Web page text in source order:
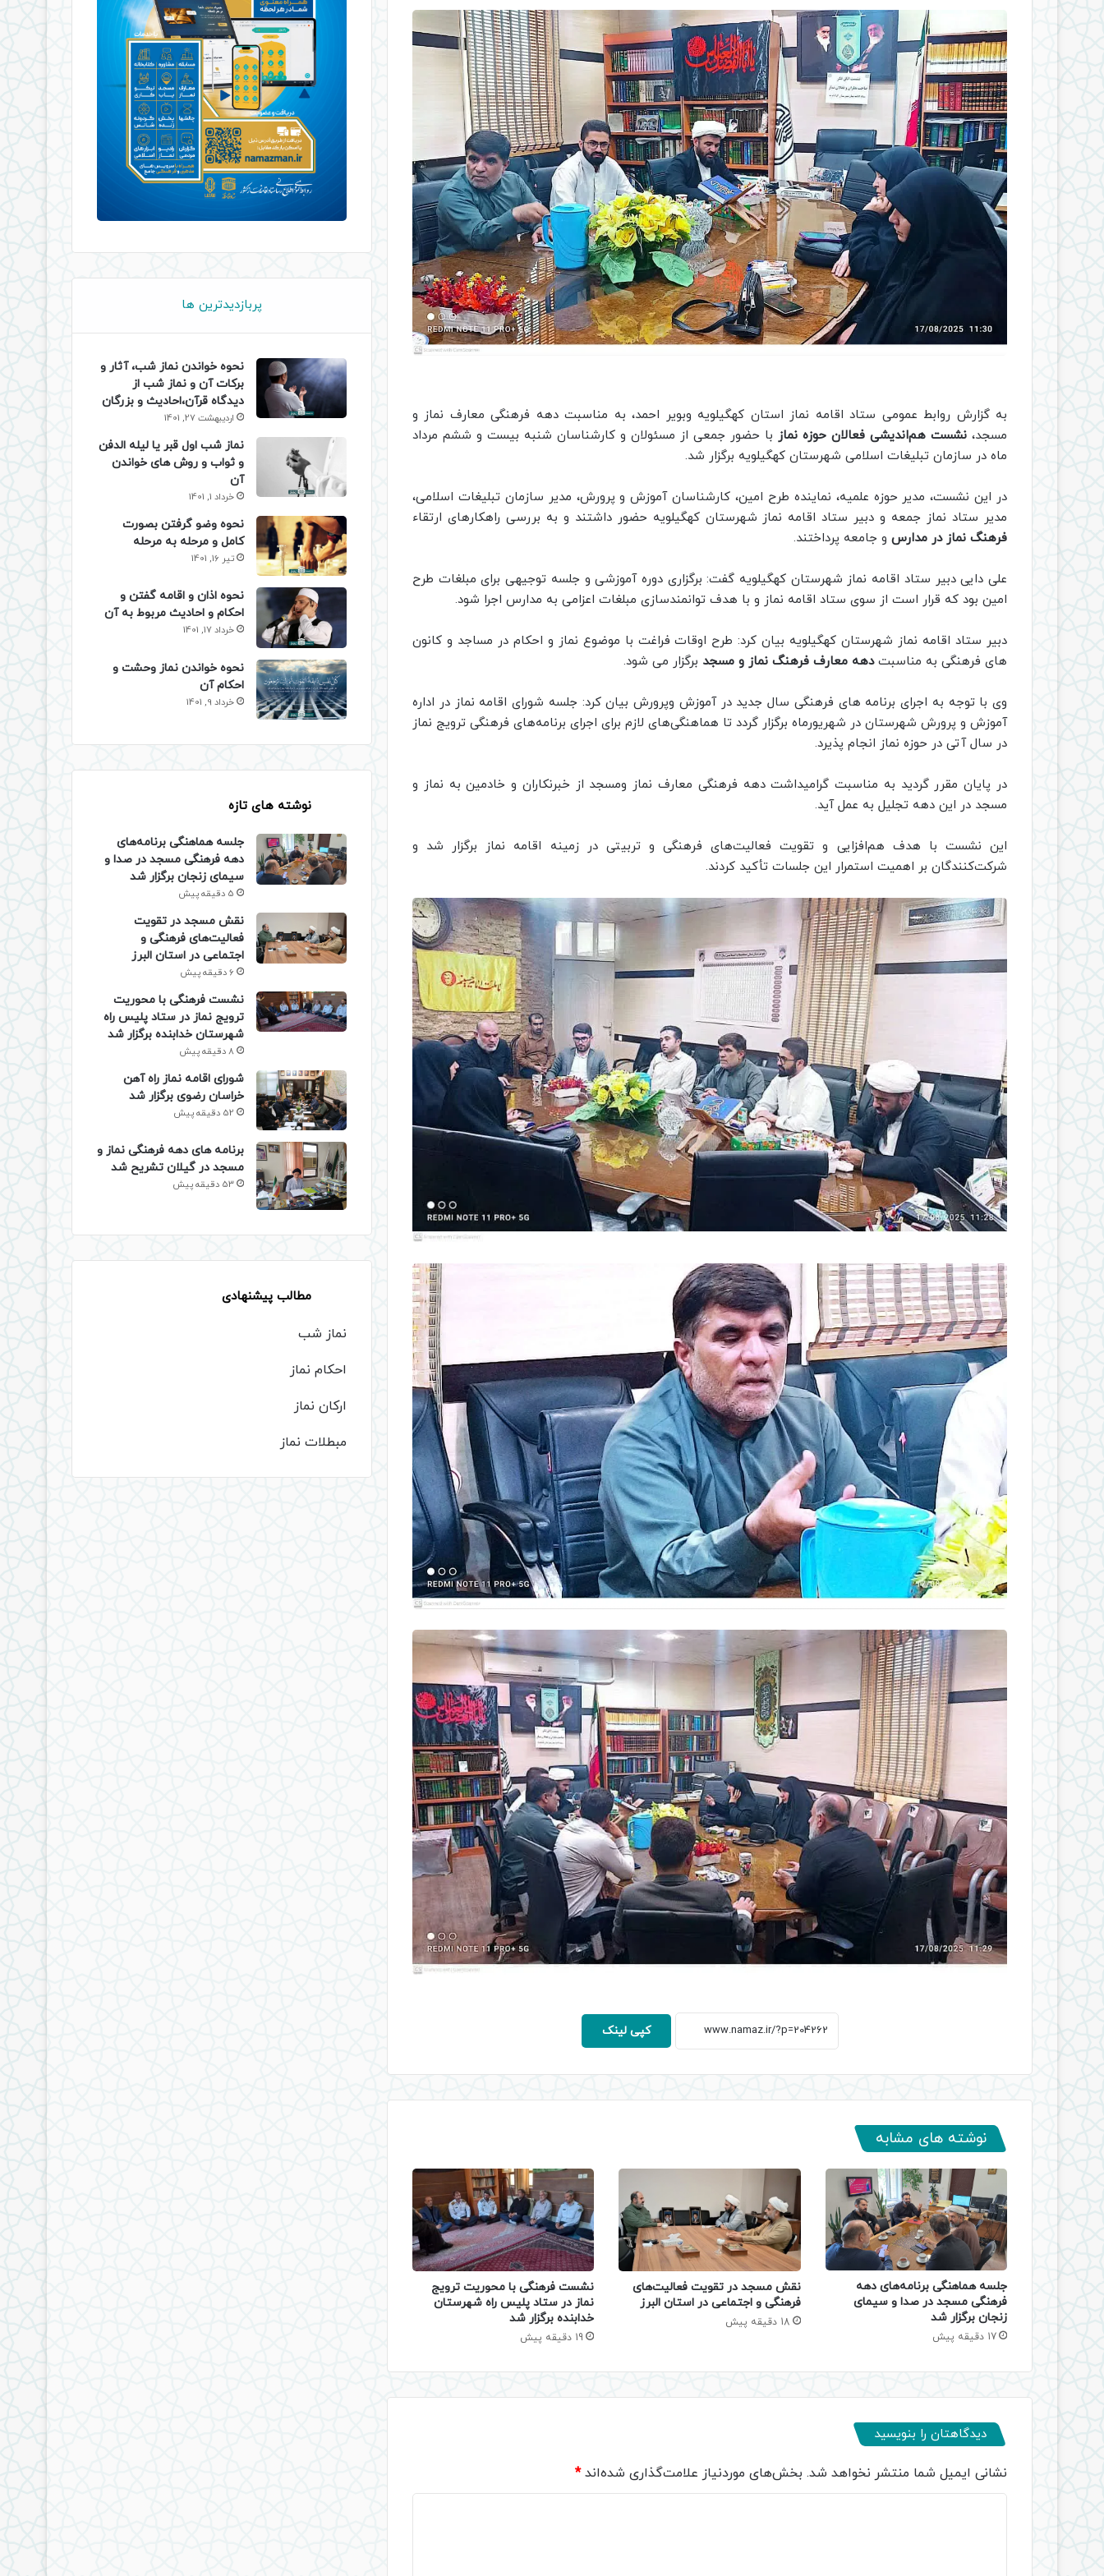
به گزارش روابط عمومی ستاد اقامه نماز استان کهگیلویه وبویر احمد، به مناسبت دهه فرهنگی معارف نماز و
مسجد، نشست هم‌اندیشی فعالان حوزه نماز با حضور جمعی از مسئولان و کارشناسان شنبه بیست و ششم مرداد
ماه در سازمان تبلیغات اسلامی شهرستان کهگیلویه برگزار شد.
در این نشست، مدیر حوزه علمیه، نماینده طرح امین، کارشناسان آموزش و پرورش، مدیر سازمان تبلیغات اسلامی،
مدیر ستاد نماز جمعه و دبیر ستاد اقامه نماز شهرستان کهگیلویه حضور داشتند و به بررسی راهکارهای ارتقاء
فرهنگ نماز در مدارس و جامعه پرداختند.
علی دایی دبیر ستاد اقامه نماز شهرستان کهگیلویه گفت: برگزاری دوره آموزشی و جلسه توجیهی برای مبلغات طرح
امین بود که قرار است از سوی ستاد اقامه نماز و با هدف توانمندسازی مبلغات اعزامی به مدارس اجرا شود.
دبیر ستاد اقامه نماز شهرستان کهگیلویه بیان کرد: طرح اوقات فراغت با موضوع نماز و احکام در مساجد و کانون‌
های فرهنگی به مناسبتدهه معارف فرهنگ نماز و مسجد برگزار می شود.
وی با توجه به اجرای برنامه های فرهنگی سال جدید در آموزش وپرورش بیان کرد: جلسه شورای اقامه نماز در اداره
آموزش و پرورش شهرستان در شهریورماه برگزار گردد تا هماهنگی‌های لازم برای اجرای برنامه‌های فرهنگی ترویج نماز
در سال آتی در حوزه نماز انجام پذیرد.
در پایان مقرر گردید به مناسبت گرامیداشت دهه فرهنگی معارف نماز ومسجد از خبرنکاران و خادمین به نماز و
مسجد در این دهه تجلیل به عمل آید.
این نشست با هدف هم‌افزایی و تقویت فعالیت‌های فرهنگی و تربیتی در زمینه اقامه نماز برگزار شد و
شرکت‌کنندگان بر اهمیت استمرار این جلسات تأکید کردند.
کپی لینک
نوشته های مشابه
جلسه هماهنگی برنامه‌های دهه
فرهنگی مسجد در صدا و سیمای
زنجان برگزار شد
17 دقیقه پیش
نقش مسجد در تقویت فعالیت‌های
فرهنگی و اجتماعی در استان البرز
18 دقیقه پیش
نشست فرهنگی با محوریت ترویج
نماز در ستاد پلیس راه شهرستان
خدابنده برگزار شد
19 دقیقه پیش
دیدگاهتان را بنویسید
نشانی ایمیل شما منتشر نخواهد شد. بخش‌های موردنیاز علامت‌گذاری شده‌اند*
پربازدیدترین ها
نحوه خواندن نماز شب، آثار و
برکات آن و نماز شب از
دیدگاه قرآن،احادیث و بزرگان
اردیبهشت 27, 1401
نماز شب اول قبر یا لیله الدفن
و ثواب و روش های خواندن
آن
خرداد 1, 1401
نحوه وضو گرفتن بصورت
کامل و مرحله به مرحله
تیر 16, 1401
نحوه اذان و اقامه گفتن و
احکام و احادیث مربوط به آن
خرداد 17, 1401
نحوه خواندن نماز وحشت و
احکام آن
خرداد 9, 1401
نوشته های تازه
جلسه هماهنگی برنامه‌های
دهه فرهنگی مسجد در صدا و
سیمای زنجان برگزار شد
5 دقیقه پیش
نقش مسجد در تقویت
فعالیت‌های فرهنگی و
اجتماعی در استان البرز
6 دقیقه پیش
نشست فرهنگی با محوریت
ترویج نماز در ستاد پلیس راه
شهرستان خدابنده برگزار شد
8 دقیقه پیش
شورای اقامه نماز راه آهن
خراسان رضوی برگزار شد
52 دقیقه پیش
برنامه های دهه فرهنگی نماز و
مسجد در گیلان تشریح شد
53 دقیقه پیش
مطالب پیشنهادی
نماز شب
احکام نماز
ارکان نماز
مبطلات نماز